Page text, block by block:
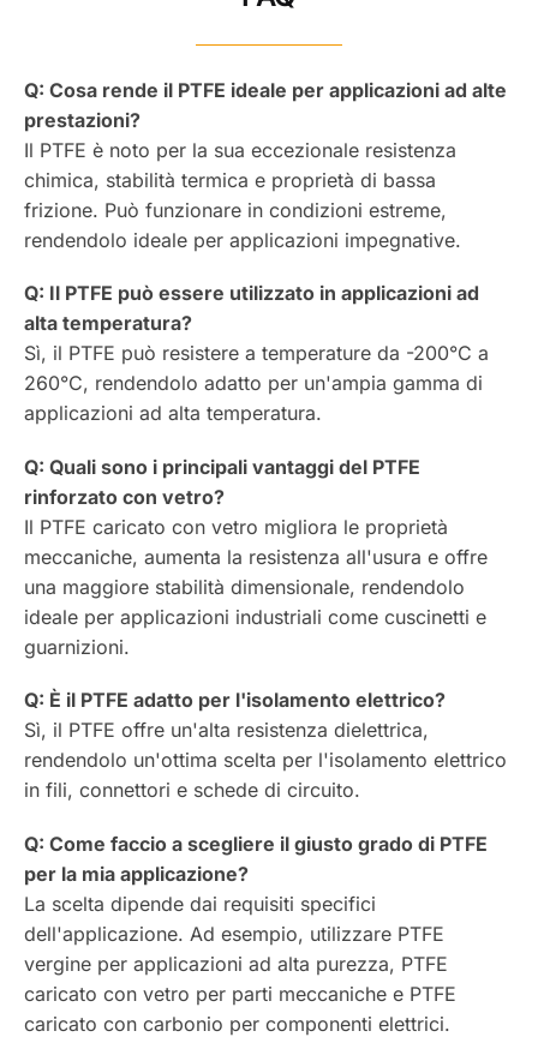
Q: Cosa rende il PTFE ideale per applicazioni ad alte
prestazioni?
Il PTFE è noto per la sua eccezionale resistenza
chimica, stabilità termica e proprietà di bassa
frizione. Può funzionare in condizioni estreme,
rendendolo ideale per applicazioni impegnative.
Q: Il PTFE può essere utilizzato in applicazioni ad
alta temperatura?
Sì, il PTFE può resistere a temperature da -200°C a
260°C, rendendolo adatto per un'ampia gamma di
applicazioni ad alta temperatura.
Q: Quali sono i principali vantaggi del PTFE
rinforzato con vetro?
Il PTFE caricato con vetro migliora le proprietà
meccaniche, aumenta la resistenza all'usura e offre
una maggiore stabilità dimensionale, rendendolo
ideale per applicazioni industriali come cuscinetti e
guarnizioni.
Q: È il PTFE adatto per l'isolamento elettrico?
Sì, il PTFE offre un'alta resistenza dielettrica,
rendendolo un'ottima scelta per l'isolamento elettrico
in fili, connettori e schede di circuito.
Q: Come faccio a scegliere il giusto grado di PTFE
per la mia applicazione?
La scelta dipende dai requisiti specifici
dell'applicazione. Ad esempio, utilizzare PTFE
vergine per applicazioni ad alta purezza, PTFE
caricato con vetro per parti meccaniche e PTFE
caricato con carbonio per componenti elettrici.